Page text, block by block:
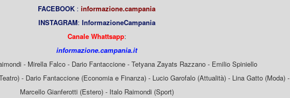
FACEBOOK : informazione.campania
INSTAGRAM: InformazioneCampania
Canale Whattsapp:
informazione.campania.it
- Mirella Falco - Dario Fantaccione - Tetyana Zayats Razzano - Emilio Spiniello
- Dario Fantaccione (Economia e Finanza) - Lucio Garofalo (Attualità) - Lina Gatto (Moda) -
Marcello Gianferotti (Estero) - Italo Raimondi (Sport)